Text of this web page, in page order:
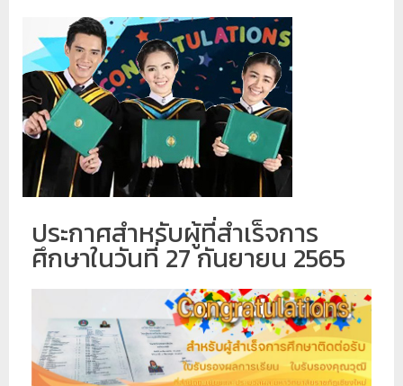
ะ
ป
ร
ะ
ม
ล
ผ
ม
ห
า
วิ
ท
ย
ประกาศสำหรับผู้ที่สำเร็จการ
ศึกษาในวันที่ 27 กันยายน 2565